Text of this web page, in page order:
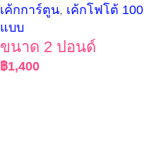
เค้กการ์ตูน, เค้กโฟโต้ 100
แบบ
ขนาด 2 ปอนด์
฿1,400